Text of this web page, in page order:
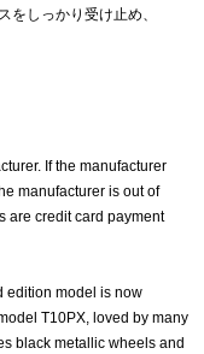
をしっかり受け止め、
If the manufacturer
manufacturer is out of
are credit card payment
edition model is now
T10PX, loved by many
black metallic wheels and